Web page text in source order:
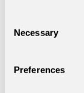
Selection
Necessary
Preferences